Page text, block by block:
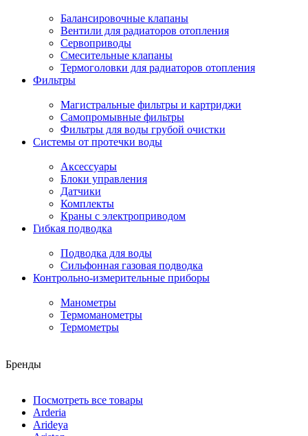
Балансировочные клапаны
Вентили для радиаторов отопления
Сервоприводы
Смесительные клапаны
Термоголовки для радиаторов отопления
Фильтры
Магистральные фильтры и картриджи
Самопромывные фильтры
Фильтры для воды грубой очистки
Системы от протечки воды
Аксессуары
Блоки управления
Датчики
Комплекты
Краны с электроприводом
Гибкая подводка
Подводка для воды
Сильфонная газовая подводка
Контрольно-измерительные приборы
Манометры
Термоманометры
Термометры
Бренды
Посмотреть все товары
Arderia
Arideya